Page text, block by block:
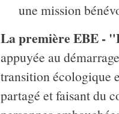
une mission
La première EBE -
appuyée au
transition écologique
partagé et faisant du